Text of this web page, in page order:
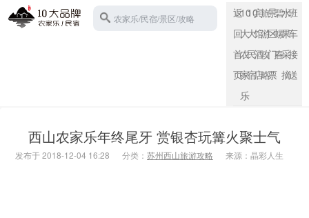
农家乐/民宿/景区/攻略
返
回
首
页
10
大
农
家
乐
10
大
民
宿
宾
馆
酒
店
旅
游
攻
略
景
区
门
票
碧
螺
春
水
果
采
摘
班
车
接
送
西山农家乐年终尾牙 赏银杏玩篝火聚士气
发布于 2018-12-04 16:28 分类： 苏州西山旅游攻略 来源：晶彩人生